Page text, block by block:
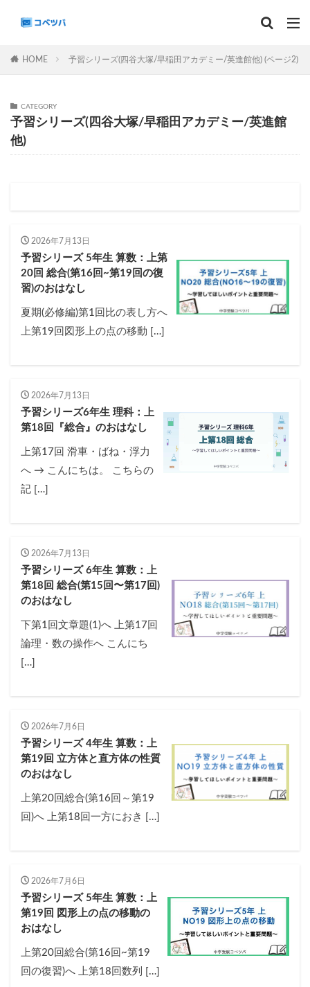
HOME 予習シリーズ(四谷大塚/早稲田アカデミー/英進館他) (ページ2)
CATEGORY
予習シリーズ(四谷大塚/早稲田アカデミー/英進館
他)
2026年7月13日
予習シリーズ 5年生 算数：上第
20回 総合(第16回~第19回の復
習)のおはなし
夏期(必修編)第1回比の表し方へ
上第19回図形上の点の移動 […]
2026年7月13日
予習シリーズ6年生 理科：上
第18回『総合』のおはなし
上第17回 滑車・ばね・浮力
へ → こんにちは。 こちらの
記 […]
2026年7月13日
予習シリーズ 6年生 算数：上
第18回 総合(第15回〜第17回)
のおはなし
下第1回文章題(1)へ 上第17回
論理・数の操作へ こんにち
[…]
2026年7月6日
予習シリーズ 4年生 算数：上
第19回 立方体と直方体の性質
のおはなし
上第20回総合(第16回～第19
回)へ 上第18回一方におき […]
2026年7月6日
予習シリーズ 5年生 算数：上
第19回 図形上の点の移動の
おはなし
上第20回総合(第16回~第19
回の復習)へ 上第18回数列 […]
カテゴリー
6年生 5年生 4年生
解体新書 保存版 学習法記事 テスト速報
学習相談への回答 コベツバradio（音声コンテンツ）
各No(ナンバー)についての話 ケアレスミス
SAPIXデイリーチェック
早稲アカデミーカリキュラムテスト
四谷大塚公開組分けテスト 四谷大塚合不合判定テスト
新学年(1月〜2月)
検索